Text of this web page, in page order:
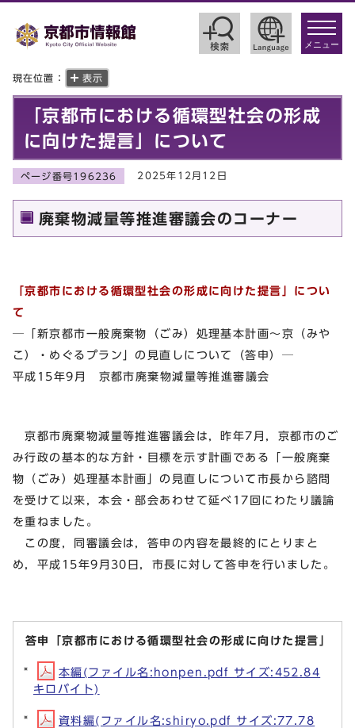
toggle
メニュー
現在位置： 表示
「京都市における循環型社会の形成
に向けた提言」について
ページ番号196236 2025年12月12日
廃棄物減量等推進審議会のコーナー
「京都市における循環型社会の形成に向けた提言」につい
て
─「新京都市一般廃棄物（ごみ）処理基本計画～京（みや
こ）・めぐるプラン」の見直しについて（答申）─
平成15年9月 京都市廃棄物減量等推進審議会
京都市廃棄物減量等推進審議会は，昨年7月，京都市のご
み行政の基本的な方針・目標を示す計画である「一般廃棄
物（ごみ）処理基本計画」の見直しについて市長から諮問
を受けて以来，本会・部会あわせて延べ17回にわたり議論
を重ねました。
この度，同審議会は，答申の内容を最終的にとりまと
め，平成15年9月30日，市長に対して答申を行いました。
答申「京都市における循環型社会の形成に向けた提言」
本編(ファイル名:honpen.pdf サイズ:452.84
キロバイト)
資料編(ファイル名:shiryo.pdf サイズ:77.78